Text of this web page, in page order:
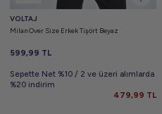
VOLTAJ
Milan Over Size Erkek Tişört Beyaz
599,99 TL
Sepette Net %10 / 2 ve üzeri alımlarda
%20 indirim
479,99 TL